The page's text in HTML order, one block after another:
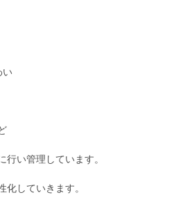
い
い管理しています。
していきます。